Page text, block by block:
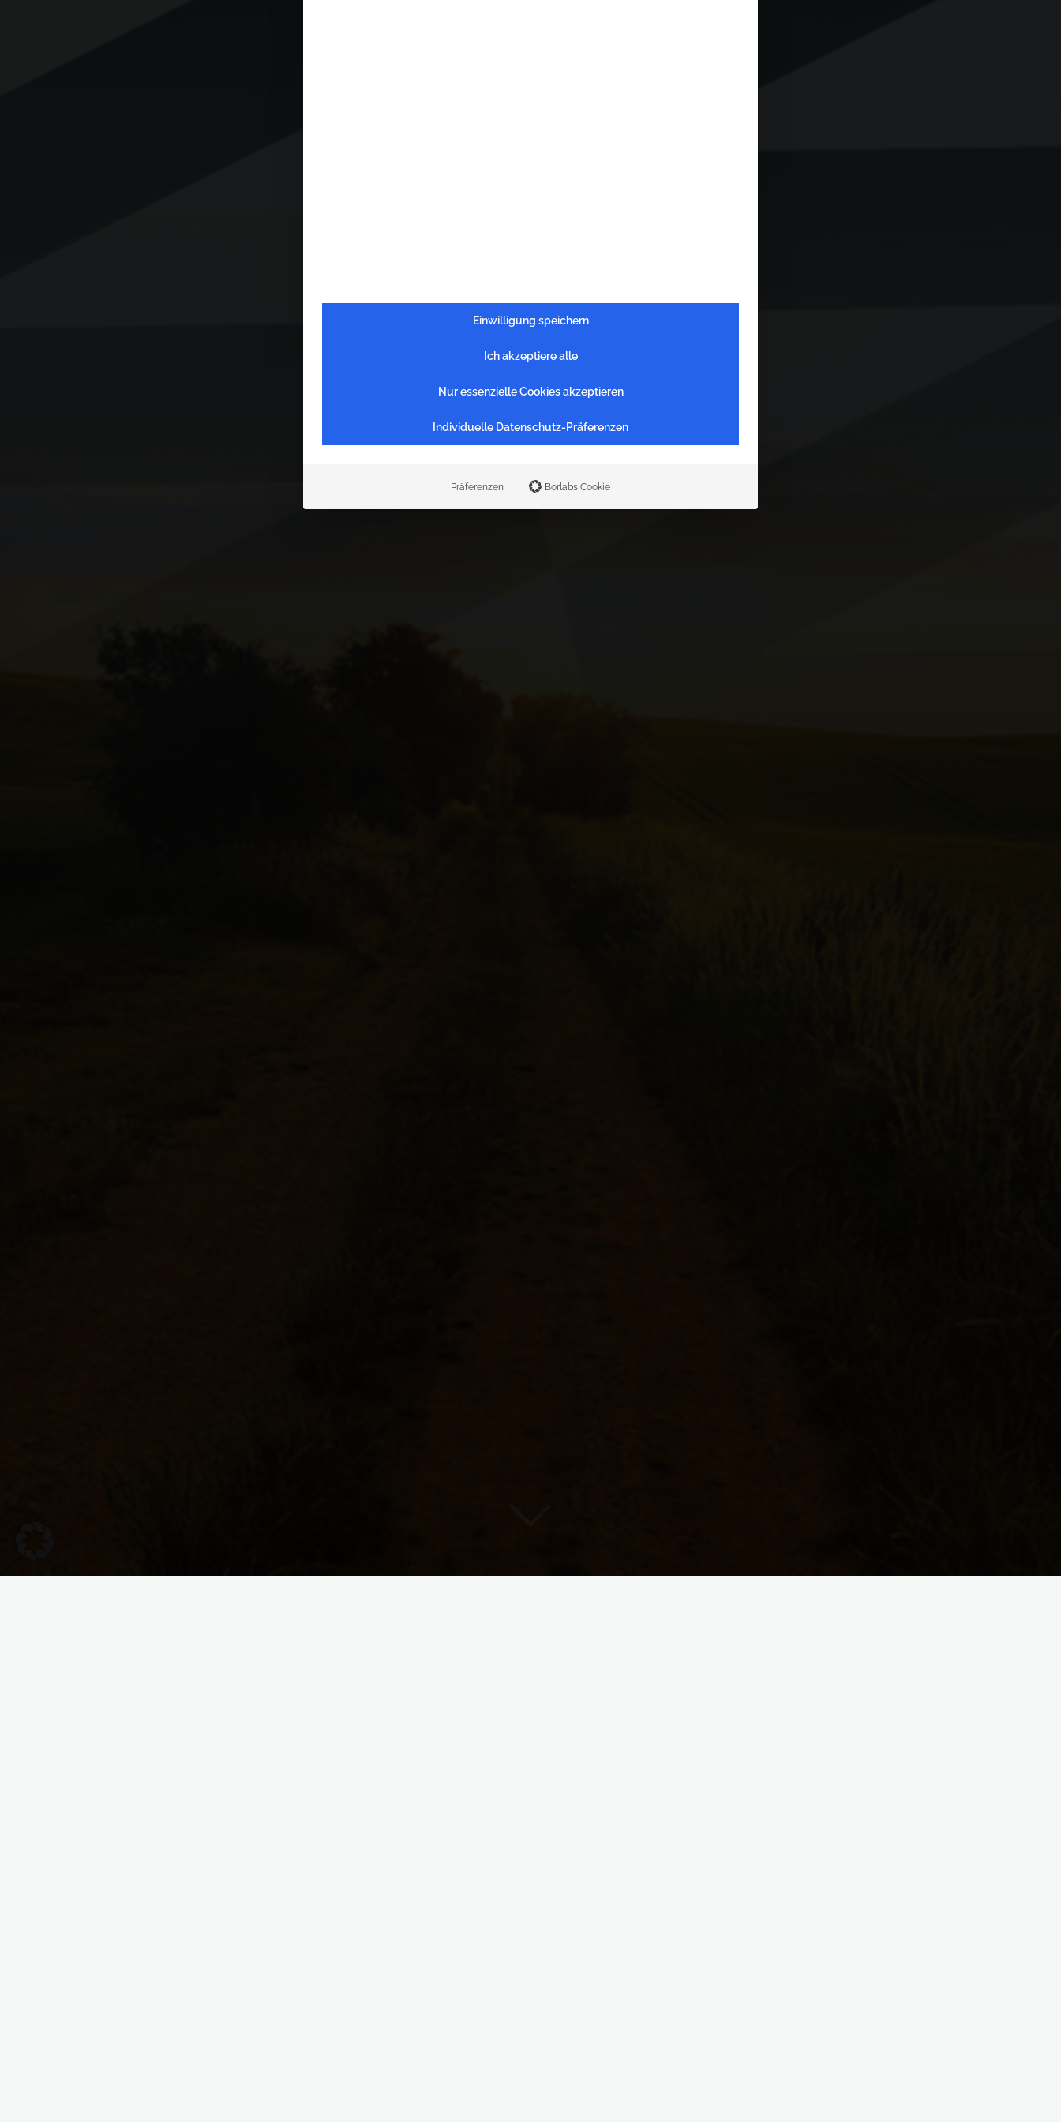
10
Einwilligung speichern
Ich akzeptiere alle
Nur essenzielle Cookies akzeptieren
Individuelle Datenschutz-Präferenzen
Präferenzen Borlabs Cookie